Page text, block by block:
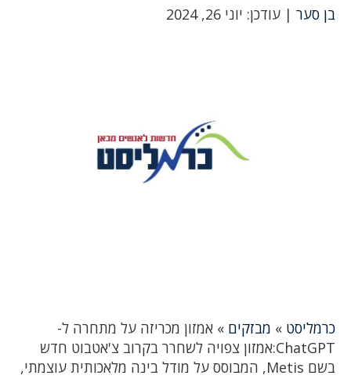
בן סער | עודכן: יוני 26, 2024
כרמליסט » מבזקים » אמזון מכריזה על מתחרה ל-
ChatGPT:אמזון צפויה לשחרר בקרוב צ'אטבוט חדש
בשם Metis, המבוסס על מודל בינה מלאכותית עוצמתי,